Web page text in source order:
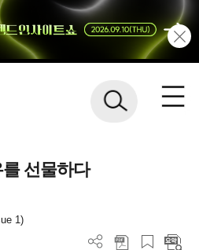
선물하다
1)